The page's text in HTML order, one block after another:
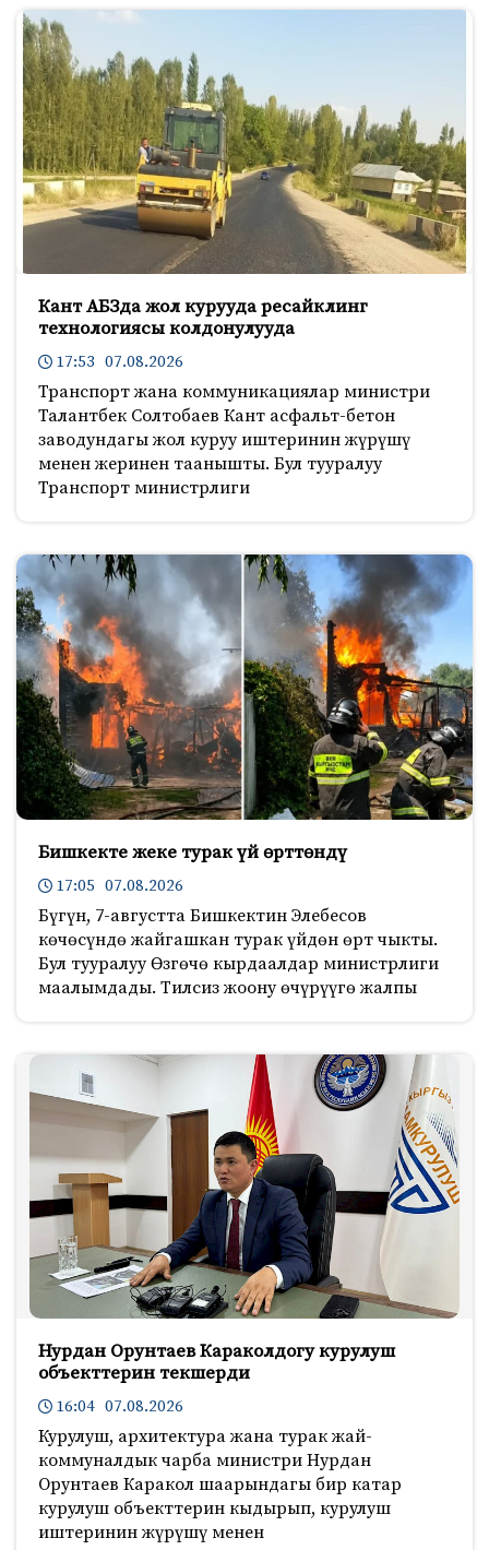
Кант АБЗда жол курууда ресайклинг
технологиясы колдонулууда
17:53 07.08.2026
Транспорт жана коммуникациялар министри
Талантбек Солтобаев Кант асфальт-бетон
заводундагы жол куруу иштеринин жүрүшү
менен жеринен таанышты. Бул тууралуу
Транспорт министрлиги
Бишкекте жеке турак үй өрттөндү
17:05 07.08.2026
Бүгүн, 7-августта Бишкектин Элебесов
көчөсүндө жайгашкан турак үйдөн өрт чыкты.
Бул тууралуу Өзгөчө кырдаалдар министрлиги
маалымдады. Тилсиз жоону өчүрүүгө жалпы
Нурдан Орунтаев Караколдогу курулуш
объекттерин текшерди
16:04 07.08.2026
Курулуш, архитектура жана турак жай-
коммуналдык чарба министри Нурдан
Орунтаев Каракол шаарындагы бир катар
курулуш объекттерин кыдырып, курулуш
иштеринин жүрүшү менен